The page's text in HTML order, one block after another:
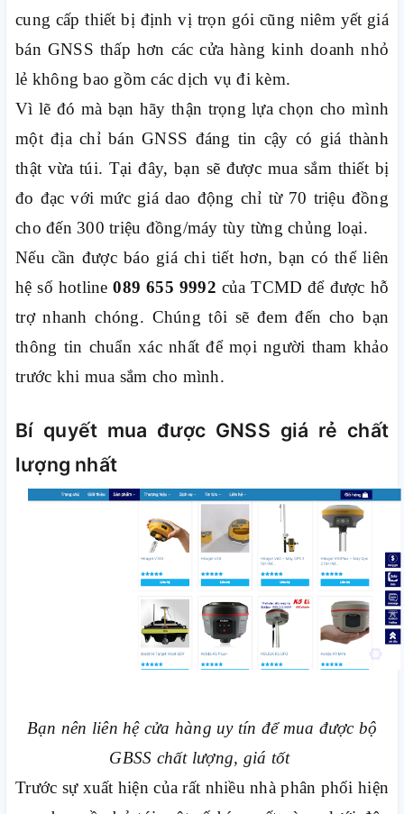
cung cấp thiết bị định vị trọn gói cũng niêm yết giá
bán GNSS thấp hơn các cửa hàng kinh doanh nhỏ
lẻ không bao gồm các dịch vụ đi kèm.
Vì lẽ đó mà bạn hãy thận trọng lựa chọn cho mình
một địa chỉ bán GNSS đáng tin cậy có giá thành
thật vừa túi. Tại đây, bạn sẽ được mua sắm thiết bị
đo đạc với mức giá dao động chỉ từ 70 triệu đồng
cho đến 300 triệu đồng/máy tùy từng chủng loại.
Nếu cần được báo giá chi tiết hơn, bạn có thể liên
hệ số hotline089 655 9992 của TCMD để được hỗ
trợ nhanh chóng. Chúng tôi sẽ đem đến cho bạn
thông tin chuẩn xác nhất để mọi người tham khảo
trước khi mua sắm cho mình.
Bí quyết mua được GNSS giá rẻ chất
lượng nhất
Bạn nên liên hệ cửa hàng uy tín để mua được bộ
GBSS chất lượng, giá tốt
Trước sự xuất hiện của rất nhiều nhà phân phối hiện